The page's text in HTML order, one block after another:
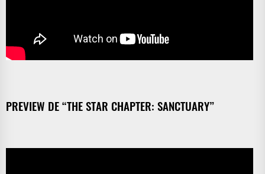
PREVIEW DE “THE STAR CHAPTER: SANCTUARY”